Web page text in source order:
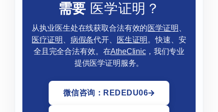
需要 医学证明？
从执业医生处在线获取合法有效的医学证明
医疗证明
病假条代开、 医生证明 。快速、安
全且完全合法有效。在AtheClinic，我们专业
提供医学证明服务。
微信咨询：REDEDU06